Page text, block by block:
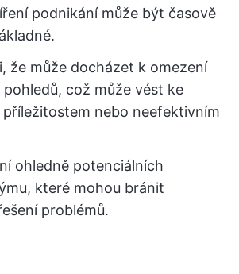
podnikání může být časově
že může docházet k omezení
což může vést ke
příležitostem nebo neefektivním
ohledně potenciálních
které mohou bránit
problémů.